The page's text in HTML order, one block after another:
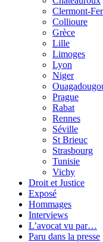
Clermont-
Collioure
Grèce
Lille
Limoges
Lyon
Niger
Prague
Rabat
Rennes
Séville
St Brieuc
Strasbourg
Tunisie
Vichy
Droit et Justice
Exposé
Hommages
Interviews
L’avocat vu par…
Paru dans la presse